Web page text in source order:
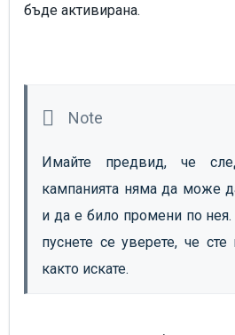
бъде активирана.
Имайте предвид, че
кампанията няма да може
и да е било промени по
пуснете се уверете, че сте
както искате.